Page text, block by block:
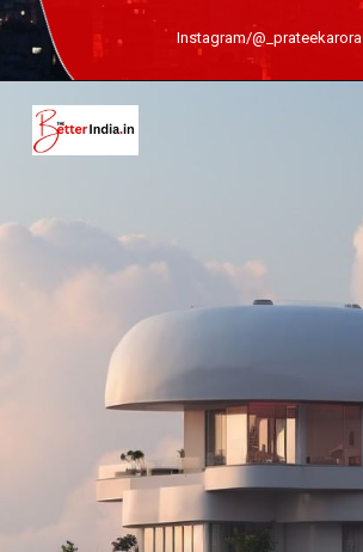
Instagram/@_prateekarora